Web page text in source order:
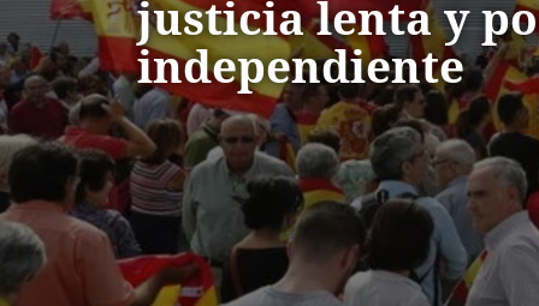
justicia lenta y
independiente